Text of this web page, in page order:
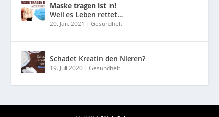
Maske tragen ist in!
Weil es Leben rettet…
20. Jan. 2021 |Gesundheit
Schadet Kreatin den Nieren?
19. Juli 2020 |Gesundheit